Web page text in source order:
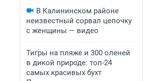
В Калининском районе
неизвестный сорвал цепочку
с женщины — видео
Тигры на пляже и 300 оленей
в дикой природе: топ-24
самых красивых бухт